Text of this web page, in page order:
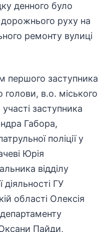
денного було
дорожнього руху на
ремонту вулиці
першого заступника
голови, в.о. міського
заступника
Габора,
поліції у
Юрія
відділу
діяльності ГУ
області Олексія
Пайди,